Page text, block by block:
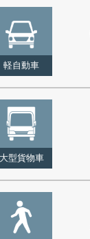
軽自動車
大型貨物車